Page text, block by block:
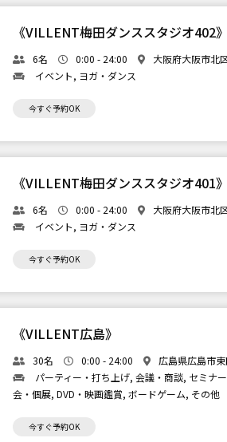
《VILLENT梅田ダンススタジオ402》
6名 0:00 - 24:00
大阪府大阪市北
イベント, ヨガ・ダンス
今すぐ予約OK
《VILLENT梅田ダンススタジオ401》
6名 0:00 - 24:00
大阪府大阪市北
イベント, ヨガ・ダンス
今すぐ予約OK
《VILLENT広島》
30名 0:00 - 24:00
広島県広島市東
パーティー・打ち上げ, 会議・商談, セミナ
会・個展, DVD・映画鑑賞, ボードゲーム, その他
今すぐ予約OK